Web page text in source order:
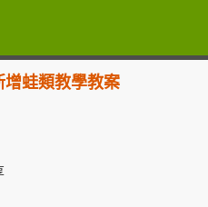
蛙類教學教案